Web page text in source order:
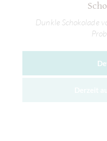
Dunkle Schokolade